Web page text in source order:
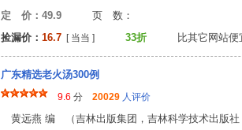
定 价：49.9 页 数：
捡漏价： 16.7 [ 当当 ] 33折 比其它网站便
广东精选老火汤300例
9.6 分 20029 人评价
黄远燕 编 （吉林出版集团，吉林科学技术出版社